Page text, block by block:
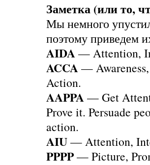
Заметка (или то,
Мы немного
поэтому приведем
AIDA— Attention,
ACCA—
Action.
AAPPA— Get
Prove it. Persuade
action.
AIU— Attention,
PPPP— Picture,